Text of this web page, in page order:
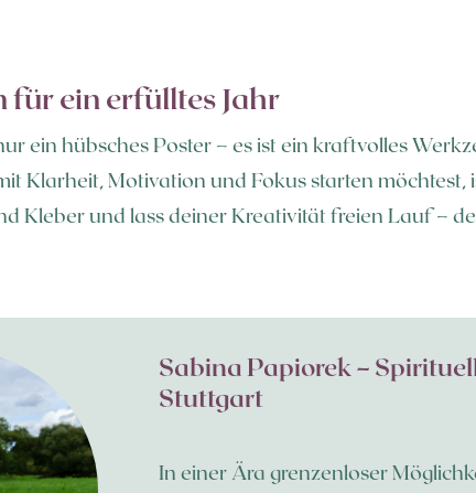
für ein erfülltes Jahr
ein hübsches Poster – es ist ein kraftvolles
Klarheit, Motivation und Fokus starten möchtest,
Kleber und lass deiner Kreativität freien Lauf –
Sabina Papiorek –
Stuttgart
In einer Ära grenzenloser